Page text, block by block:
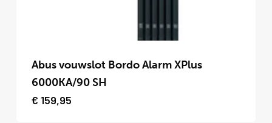
product
heeft
meerdere
Abus vouwslot Bordo Alarm XPlus
6000KA/90 SH
€ 159,95